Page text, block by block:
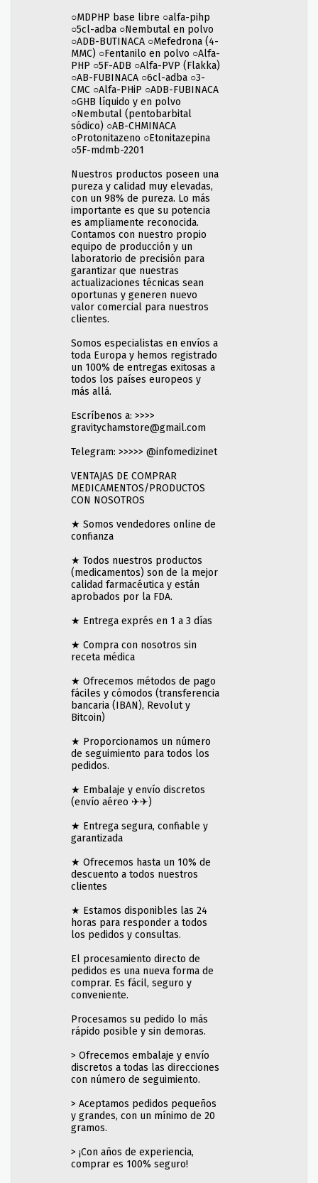
○MDPHP base libre ○alfa-pihp
○5cl-adba ○Nembutal en polvo
○ADB-BUTINACA ○Mefedrona (4-
MMC) ○Fentanilo en polvo ○Alfa-
PHP ○5F-ADB ○Alfa-PVP (Flakka)
○AB-FUBINACA ○6cl-adba ○3-
CMC ○Alfa-PHiP ○ADB-FUBINACA
○GHB líquido y en polvo
○Nembutal (pentobarbital
sódico) ○AB-CHMINACA
○Protonitazeno ○Etonitazepina
○5F-mdmb-2201
Nuestros productos poseen una
pureza y calidad muy elevadas,
con un 98% de pureza. Lo más
importante es que su potencia
es ampliamente reconocida.
Contamos con nuestro propio
equipo de producción y un
laboratorio de precisión para
garantizar que nuestras
actualizaciones técnicas sean
oportunas y generen nuevo
valor comercial para nuestros
clientes.
Somos especialistas en envíos a
toda Europa y hemos registrado
un 100% de entregas exitosas a
todos los países europeos y
más allá.
Escríbenos a: >>>>
gravitychamstore@gmail.com
Telegram: >>>>> @infomedizinet
VENTAJAS DE COMPRAR
MEDICAMENTOS/PRODUCTOS
CON NOSOTROS
★ Somos vendedores online de
confianza
★ Todos nuestros productos
(medicamentos) son de la mejor
calidad farmacéutica y están
aprobados por la FDA.
★ Entrega exprés en 1 a 3 días
★ Compra con nosotros sin
receta médica
★ Ofrecemos métodos de pago
fáciles y cómodos (transferencia
bancaria (IBAN), Revolut y
Bitcoin)
★ Proporcionamos un número
de seguimiento para todos los
pedidos.
★ Embalaje y envío discretos
(envío aéreo ✈✈)
★ Entrega segura, confiable y
garantizada
★ Ofrecemos hasta un 10% de
descuento a todos nuestros
clientes
★ Estamos disponibles las 24
horas para responder a todos
los pedidos y consultas.
El procesamiento directo de
pedidos es una nueva forma de
comprar. Es fácil, seguro y
conveniente.
Procesamos su pedido lo más
rápido posible y sin demoras.
> Ofrecemos embalaje y envío
discretos a todas las direcciones
con número de seguimiento.
> Aceptamos pedidos pequeños
y grandes, con un mínimo de 20
gramos.
> ¡Con años de experiencia,
comprar es 100% seguro!